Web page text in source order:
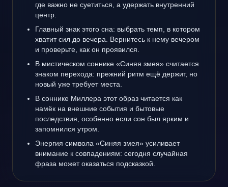
где важно не суетиться, а удержать внутренний
центр.
Главный знак этого сна: выбрать темп, в котором
хватит сил до вечера. Вернитесь к нему вечером
и проверьте, как он проявился.
В мистическом соннике «Синяя змея» считается
знаком перехода: прежний ритм ещё держит, но
новый уже требует места.
В соннике Миллера этот образ читается как
намёк на внешние события и бытовые
последствия, особенно если сон был ярким и
запомнился утром.
Энергия символа «Синяя змея» усиливает
внимание к совпадениям: сегодня случайная
фраза может оказаться подсказкой.